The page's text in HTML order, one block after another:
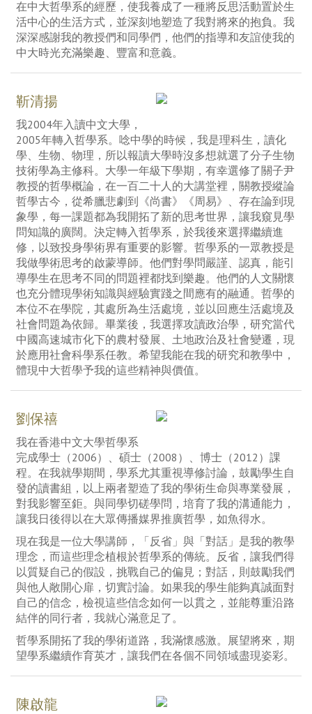
在中大哲學系的經歷，使我養成了一種將反思活動置於生
活中心的生活方式，並深刻地塑造了我對將來的抱負。我
深深感謝我的教授們和同學們，他們的指導和友誼使我的
中大時光充滿樂趣、豐富和意義。
靳清揚
我2004年入讀中文大學，
2005年轉入哲學系。唸中學的時候，我是理科生，讀化
學、生物、物理，所以報讀大學時沒多想就選了分子生物
技術學為主修科。大學一年級下學期，有幸選修了關子尹
教授的哲學概論，在一百二十人的大講堂裡，關教授縱論
哲學古今，從希臘悲劇到《尚書》《周易》、存在論到現
象學，每一課題都為我開拓了新的思考世界，讓我窺見學
問知識的廣闊。決定轉入哲學系，於我後來選擇繼續進
修，以致投身學術界有重要的影響。哲學系的一眾教授是
我做學術思考的啟蒙導師。他們對學問嚴謹、認真，能引
導學生在思考不同的問題裡都找到樂趣。他們的人文關懷
也充分體現學術知識與經驗實踐之間應有的融通。哲學的
本位不在學院，其處所為生活處境，並以回應生活處境及
社會問題為依歸。畢業後，我選擇攻讀政治學，研究當代
中國高速城市化下的農村發展、土地政治及社會變遷，現
於應用社會科學系任教。希望我能在我的研究和教學中，
體現中大哲學予我的這些精神與價值。
劉保禧
我在香港中文大學哲學系
完成學士（2006）、碩士（2008）、博士（2012）課
程。在我就學期間，學系尤其重視導修討論，鼓勵學生自
發的讀書組，以上兩者塑造了我的學術生命與專業發展，
對我影響至鉅。與同學切磋學問，培育了我的溝通能力，
讓我日後得以在大眾傳播媒界推廣哲學，如魚得水。
現在我是一位大學講師，「反省」與「對話」是我的教學
理念，而這些理念植根於哲學系的傳統。反省，讓我們得
以質疑自己的假設，挑戰自己的偏見；對話，則鼓勵我們
與他人敞開心扉，切實討論。如果我的學生能夠真誠面對
自己的信念，檢視這些信念如何一以貫之，並能尊重沿路
結伴的同行者，我就心滿意足了。
哲學系開拓了我的學術道路，我滿懷感激。展望將來，期
望學系繼續作育英才，讓我們在各個不同領域盡現姿彩。
陳啟龍